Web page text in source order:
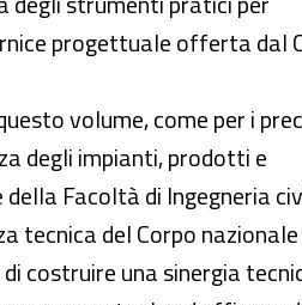
progettuale offerta dal
volume, come per i
degli impianti, prodotti e
Facoltà di Ingegneria
tecnica del Corpo
costruire una sinergia